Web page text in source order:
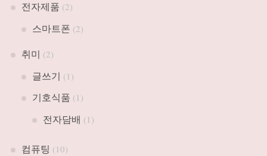
전자제품 (2)
스마트폰 (2)
취미 (2)
글쓰기 (1)
기호식품 (1)
전자담배 (1)
컴퓨팅 (10)